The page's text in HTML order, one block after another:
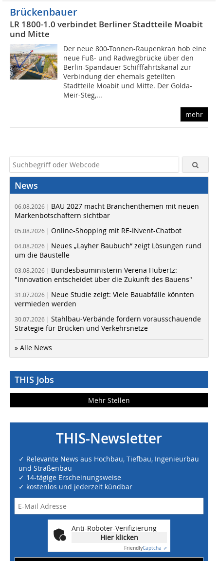
Brückenbauer
LR 1800-1.0 verbindet Berliner Stadtteile Moabit
und Mitte
Der neue 800-Tonnen-Raupenkran hob eine
neue Fuß- und Radwegbrücke über den
Berlin-Spandauer Schifffahrtskanal zur
Verbindung der ehemals geteilten
Stadtteile Moabit und Mitte. Der Golda-
Meir-Steg,...
mehr
News
06.08.2026 | BAU 2027 macht Branchenthemen mit neuen
Markenbotschaftern sichtbar
05.08.2026 | Online-Shopping mit RE-INvent-Chatbot
04.08.2026 | Neues „Layher Baubuch“ zeigt Lösungen rund
um die Baustelle
03.08.2026 | Bundesbauministerin Verena Hubertz:
"Innovation entscheidet über die Zukunft des Bauens"
31.07.2026 | Neue Studie zeigt: Viele Bauabfälle könnten
vermieden werden
30.07.2026 | Stahlbau-Verbände fordern vorausschauende
Strategie für Brücken und Verkehrsnetze
» Alle News
THIS Jobs
Mehr Stellen
THIS-Newsletter
✓ Relevante News aus Hochbau, Tiefbau, Ingenieurbau
und Straßenbau
✓ 14-tägige Erscheinungsweise
✓ kostenlos und jederzeit kündbar
Anti-Roboter-Verifizierung
Hier klicken
FriendlyCaptcha ⇗